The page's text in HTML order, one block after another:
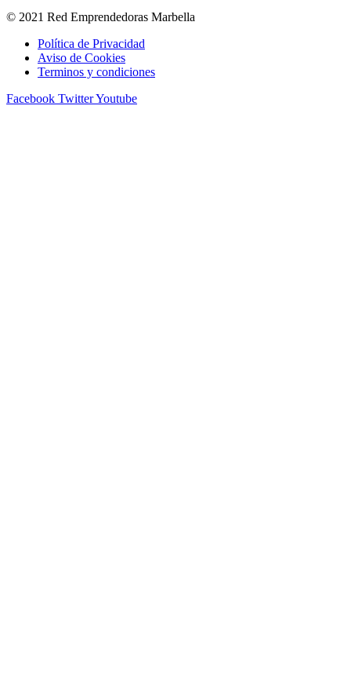
© 2021 Red Emprendedoras Marbella
Política de Privacidad
Aviso de Cookies
Terminos y condiciones
Facebook TwitterYoutube